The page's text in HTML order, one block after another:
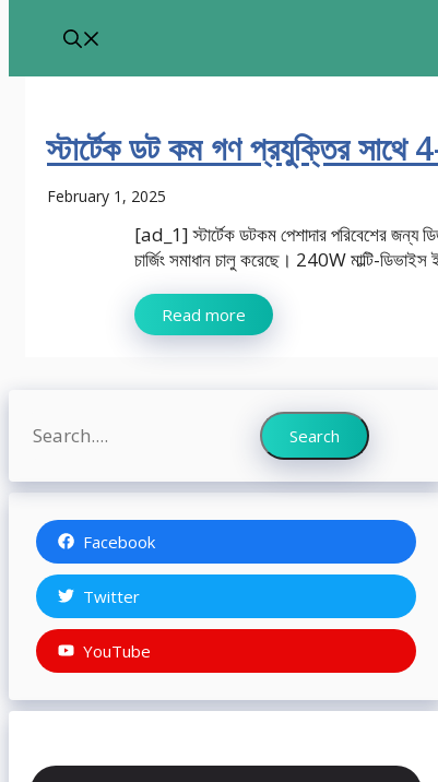
স্টার্টেক ডট কম গণ প্রযুক্তির সাথে
February 1, 2025
[ad_1] স্টার্টেক ডটকম পেশাদার পরিবেশের জন্য
চার্জিং সমাধান চালু করেছে। 240W মাল্টি-ডিভাইস
Read more
Search Search
Facebook
Twitter
YouTube